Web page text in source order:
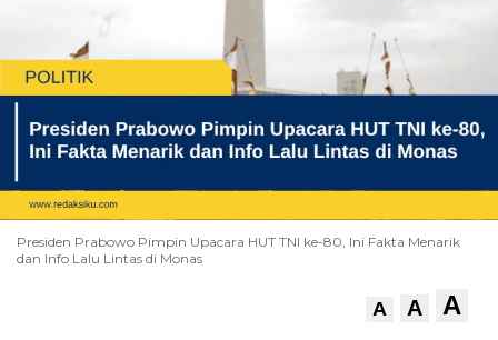
Presiden Prabowo Pimpin Upacara HUT TNI ke-80, Ini Fakta Menarik
dan Info Lalu Lintas di Monas
A A A